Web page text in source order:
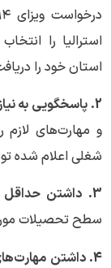
استرالیا را
استان خود را
2. پاسخگویی به نیازهای شغلی:
و مهارت‌های لازم
شغلی اعلام شده
3. داشتن حداقل سطح تحصیلات:
سطح تحصیلات
4. داشتن مهارت‌های زبان: